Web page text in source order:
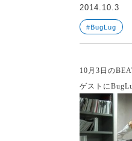
2014.10.3
#BugLug
10 月 3 日の
ゲストに